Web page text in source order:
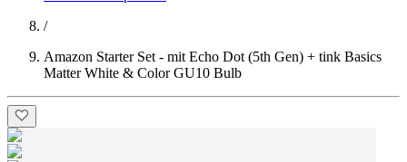
/
Amazon Starter Set - mit Echo Dot (5th Gen) + tink Basics
Matter White & Color GU10 Bulb